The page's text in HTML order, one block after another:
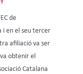
de
i en el seu tercer
afiliació va ser
obtenir el
Catalana